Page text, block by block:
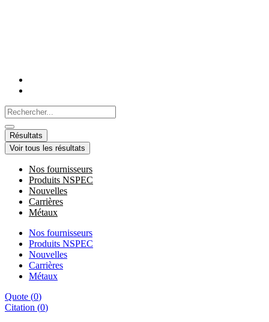
Search
...
Résultats
Voir tous les résultats
Nos fournisseurs
Produits NSPEC
Nouvelles
Carrières
Métaux
Nos fournisseurs
Produits NSPEC
Nouvelles
Carrières
Métaux
Quote (0)
Citation (0)